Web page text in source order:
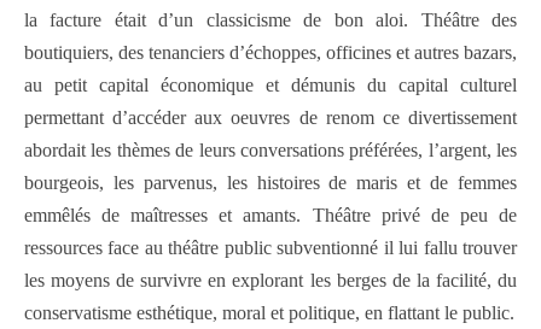
la facture était d’un classicisme de bon aloi. Théâtre des
boutiquiers, des tenanciers d’échoppes, officines et autres bazars,
au petit capital économique et démunis du capital culturel
permettant d’accéder aux oeuvres de renom ce divertissement
abordait les thèmes de leurs conversations préférées, l’argent, les
bourgeois, les parvenus, les histoires de maris et de femmes
emmêlés de maîtresses et amants. Théâtre privé de peu de
ressources face au théâtre public subventionné il lui fallu trouver
les moyens de survivre en explorant les berges de la facilité, du
conservatisme esthétique, moral et politique, en flattant le public.